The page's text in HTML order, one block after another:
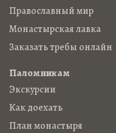
Православный мир
Монастырская лавка
Заказать требы онлайн
Паломникам
Экскурсии
Как доехать
План монастыря